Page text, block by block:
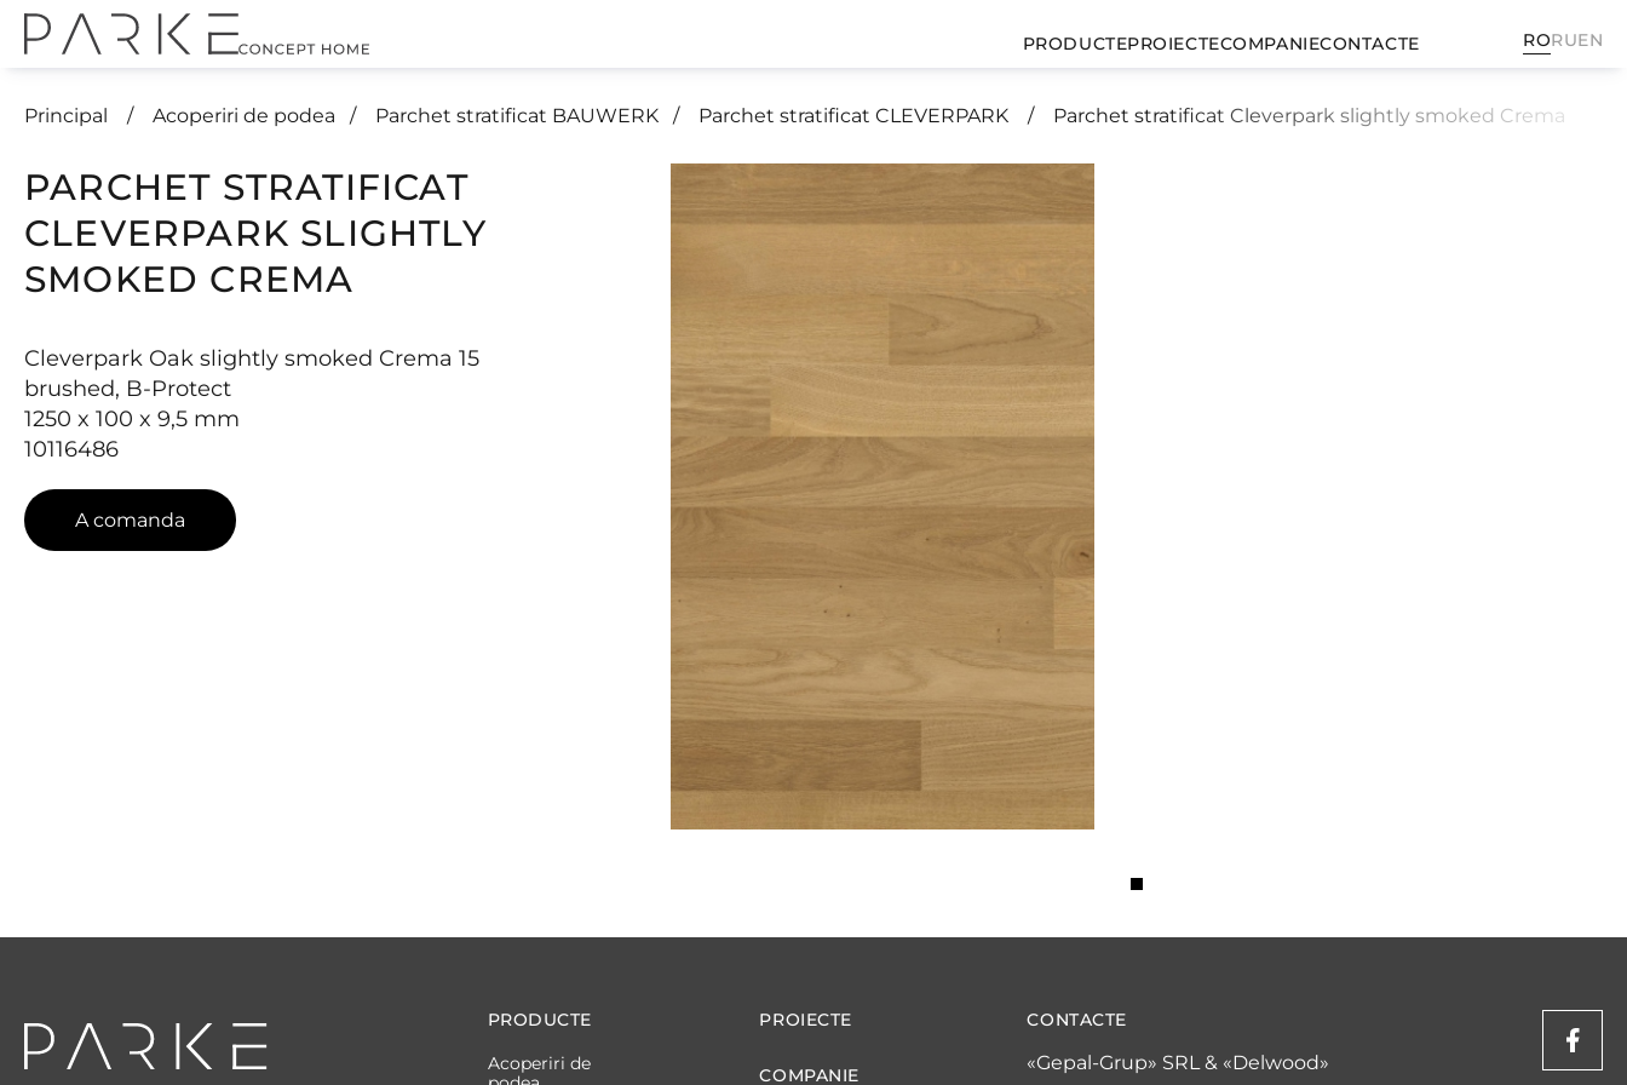
PRODUCTEPROIECTECOMPANIECONTACTE RORUEN
Principal Acoperiri de podea Parchet stratificat BAUWERK Parchet stratificat CLEVERPARK Parchet stratificat Cleverpark slightly smoked Crema
PARCHET STRATIFICAT
CLEVERPARK SLIGHTLY
SMOKED CREMA
Cleverpark Oak slightly smoked Crema 15
brushed, B-Protect
1250 x 100 x 9,5 mm
10116486
A comanda
PRODUCTE
Acoperiri de
PROIECTE
COMPANIE
CONTACTE
«Gepal-Grup» SRL & «Delwood»